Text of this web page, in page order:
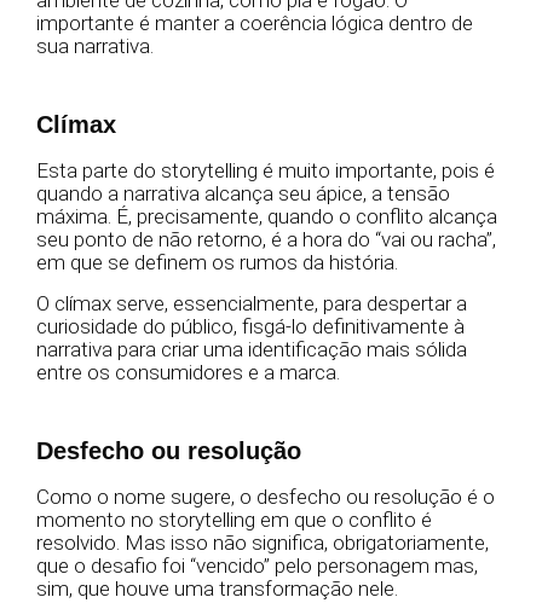
importante é manter a coerência lógica dentro de
sua narrativa.
Clímax
Esta parte do storytelling é muito importante, pois é
quando a narrativa alcança seu ápice, a tensão
máxima. É, precisamente, quando o conflito alcança
seu ponto de não retorno, é a hora do “vai ou racha”,
em que se definem os rumos da história.
O clímax serve, essencialmente, para despertar a
curiosidade do público, fisgá-lo definitivamente à
narrativa para criar uma identificação mais sólida
entre os consumidores e a marca.
Desfecho ou resolução
Como o nome sugere, o desfecho ou resolução é o
momento no storytelling em que o conflito é
resolvido. Mas isso não significa, obrigatoriamente,
que o desafio foi “vencido” pelo personagem mas,
sim, que houve uma transformação nele.